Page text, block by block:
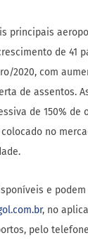
principais
de 41
2020, com
de assentos.
de 150% de
no
e
, no
pelo